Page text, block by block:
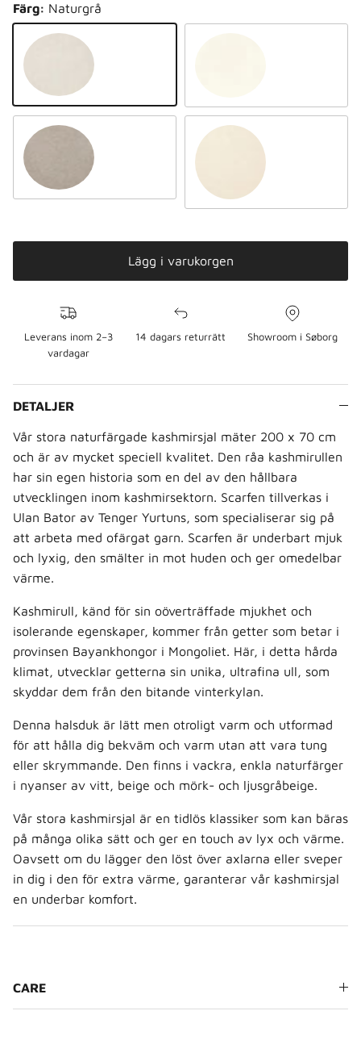
Färg: Naturgrå
Naturligt grå
Naturlig taupe Naturlig sand
Lägg i varukorgen
Leverans inom 2–3
vardagar
14 dagars returrätt Showroom i Søborg
DETALJER
Vår stora naturfärgade kashmirsjal mäter 200 x 70 cm
och är av mycket speciell kvalitet. Den råa kashmirullen
har sin egen historia som en del av den hållbara
utvecklingen inom kashmirsektorn. Scarfen tillverkas i
Ulan Bator av Tenger Yurtuns, som specialiserar sig på
att arbeta med ofärgat garn. Scarfen är underbart mjuk
och lyxig, den smälter in mot huden och ger omedelbar
värme.
Kashmirull, känd för sin oöverträffade mjukhet och
isolerande egenskaper, kommer från getter som betar i
provinsen Bayankhongor i Mongoliet. Här, i detta hårda
klimat, utvecklar getterna sin unika, ultrafina ull, som
skyddar dem från den bitande vinterkylan.
Denna halsduk är lätt men otroligt varm och utformad
för att hålla dig bekväm och varm utan att vara tung
eller skrymmande. Den finns i vackra, enkla naturfärger
i nyanser av vitt, beige och mörk- och ljusgråbeige.
Vår stora kashmirsjal är en tidlös klassiker som kan bäras
på många olika sätt och ger en touch av lyx och värme.
Oavsett om du lägger den löst över axlarna eller sveper
in dig i den för extra värme, garanterar vår kashmirsjal
en underbar komfort.
CARE